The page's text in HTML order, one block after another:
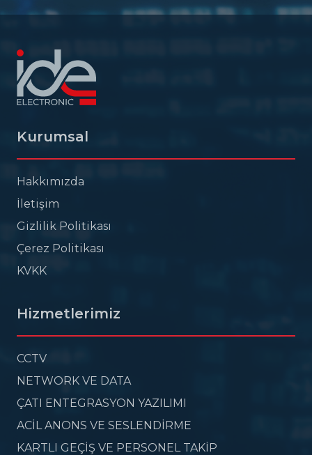
Kurumsal
Hakkımızda
İletişim
Gizlilik Politikası
Çerez Politikası
KVKK
Hizmetlerimiz
CCTV
NETWORK VE DATA
ÇATI ENTEGRASYON YAZILIMI
ACİL ANONS VE SESLENDİRME
KARTLI GEÇİŞ VE PERSONEL TAKİP